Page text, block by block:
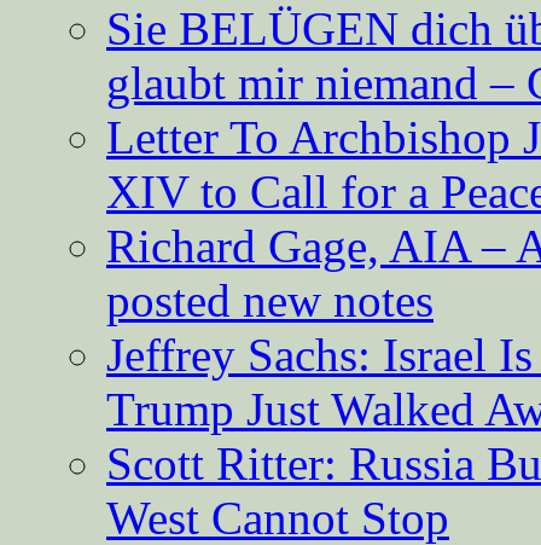
Sie BELÜGEN dich
glaubt mir niemand –
Letter To Archbishop
XIV to Call for a
Richard Gage, AIA –
posted new notes
Jeffrey Sachs: Israel
Trump Just Walked
Scott Ritter: Russia
West Cannot Stop